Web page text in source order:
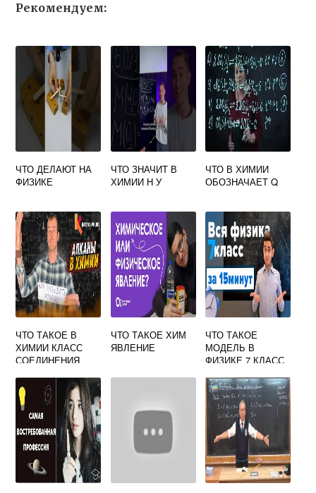
Рекомендуем:
ЧТО ДЕЛАЮТ НА
ФИЗИКЕ
ЧТО ЗНАЧИТ В
ХИМИИ Н У
ЧТО В ХИМИИ
ОБОЗНАЧАЕТ Q
ЧТО ТАКОЕ В
ХИМИИ КЛАСС
СОЕДИНЕНИЯ
ЧТО ТАКОЕ ХИМ
ЯВЛЕНИЕ
ЧТО ТАКОЕ
МОДЕЛЬ В
ФИЗИКЕ 7 КЛАСС
КРАТКО